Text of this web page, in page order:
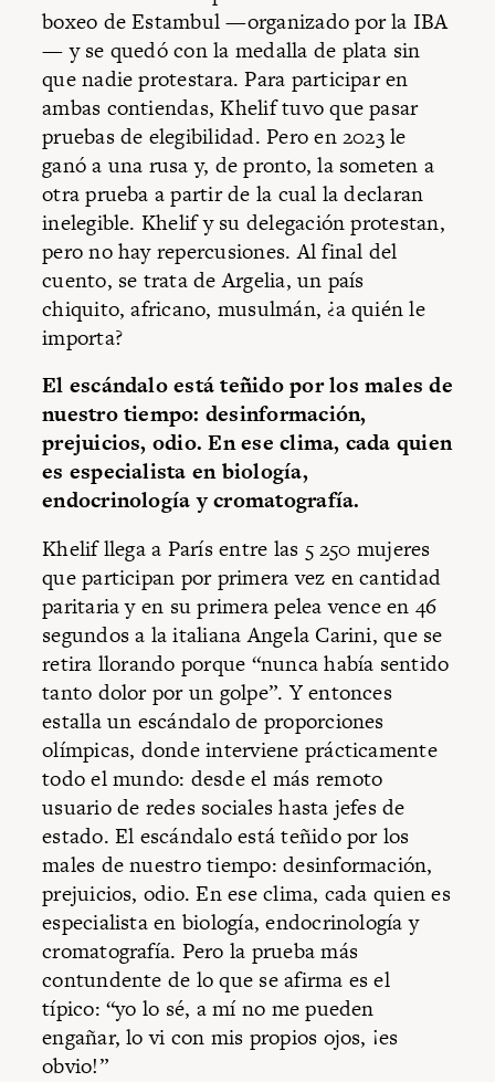
boxeo de Estambul —organizado por la IBA
— y se quedó con la medalla de plata sin
que nadie protestara. Para participar en
ambas contiendas, Khelif tuvo que pasar
pruebas de elegibilidad. Pero en 2023 le
ganó a una rusa y, de pronto, la someten a
otra prueba a partir de la cual la declaran
inelegible. Khelif y su delegación protestan,
pero no hay repercusiones. Al final del
cuento, se trata de Argelia, un país
chiquito, africano, musulmán, ¿a quién le
importa?
El escándalo está teñido por los males de
nuestro tiempo: desinformación,
prejuicios, odio. En ese clima, cada quien
es especialista en biología,
endocrinología y cromatografía.
Khelif llega a París entre las 5 250 mujeres
que participan por primera vez en cantidad
paritaria y en su primera pelea vence en 46
segundos a la italiana Angela Carini, que se
retira llorando porque “nunca había sentido
tanto dolor por un golpe”. Y entonces
estalla un escándalo de proporciones
olímpicas, donde interviene prácticamente
todo el mundo: desde el más remoto
usuario de redes sociales hasta jefes de
estado. El escándalo está teñido por los
males de nuestro tiempo: desinformación,
prejuicios, odio. En ese clima, cada quien es
especialista en biología, endocrinología y
cromatografía. Pero la prueba más
contundente de lo que se afirma es el
típico: “yo lo sé, a mí no me pueden
engañar, lo vi con mis propios ojos, ¡es
obvio!”